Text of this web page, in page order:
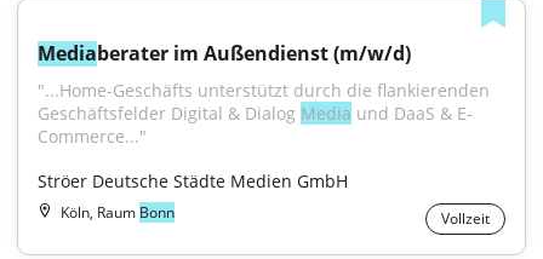
Mediaberater im Außendienst (m/w/d)
"...Home-Geschäfts unterstützt durch die flankierenden
Geschäftsfelder Digital & Dialog Media und DaaS & E-
Commerce..."
Ströer Deutsche Städte Medien GmbH
Köln, Raum Bonn Vollzeit